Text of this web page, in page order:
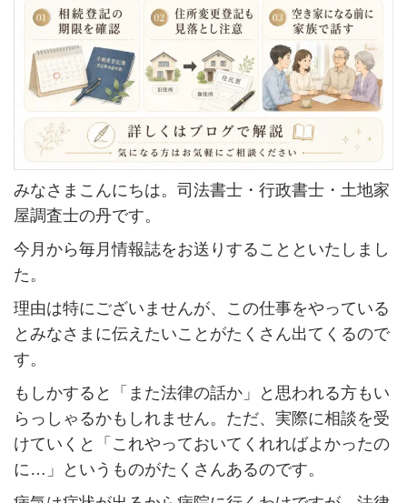
みなさまこんにちは。司法書士・行政書士・土地家
屋調査士の丹です。
今月から毎月情報誌をお送りすることといたしまし
た。
理由は特にございませんが、この仕事をやっている
とみなさまに伝えたいことがたくさん出てくるので
す。
もしかすると「また法律の話か」と思われる方もい
らっしゃるかもしれません。ただ、実際に相談を受
けていくと「これやっておいてくれればよかったの
に…」というものがたくさんあるのです。